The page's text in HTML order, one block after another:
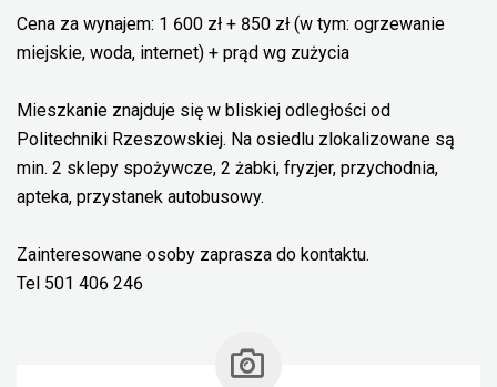
Cena za wynajem: 1 600 zł + 850 zł (w tym: ogrzewanie
miejskie, woda, internet) + prąd wg zużycia
Mieszkanie znajduje się w bliskiej odległości od
Politechniki Rzeszowskiej. Na osiedlu zlokalizowane są
min. 2 sklepy spożywcze, 2 żabki, fryzjer, przychodnia,
apteka, przystanek autobusowy.
Zainteresowane osoby zaprasza do kontaktu.
Tel 501 406 246